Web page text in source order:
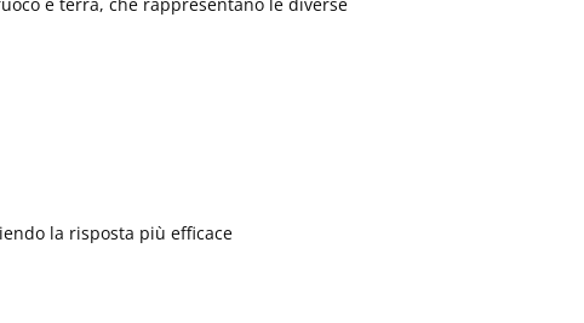
la risposta più efficace